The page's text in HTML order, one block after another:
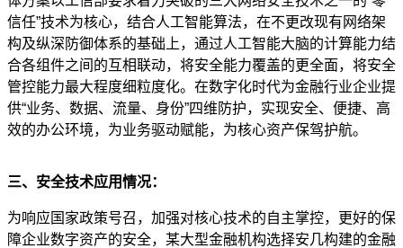
信任”技术为核心，结合人工智能算法，在不更改现有网络架
构及纵深防御体系的基础上，通过人工智能大脑的计算能力结
合各组件之间的互相联动，将安全能力覆盖的更全面，将安全
管控能力最大程度细粒度化。在数字化时代为金融行业企业提
供“业务、数据、流量、身份”四维防护，实现安全、便捷、高
效的办公环境，为业务驱动赋能，为核心资产保驾护航。
三、安全技术应用情况：
为响应国家政策号召，加强对核心技术的自主掌控，更好的保
障企业数字资产的安全，某大型金融机构选择安几构建的金融